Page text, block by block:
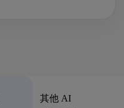
其他 AI